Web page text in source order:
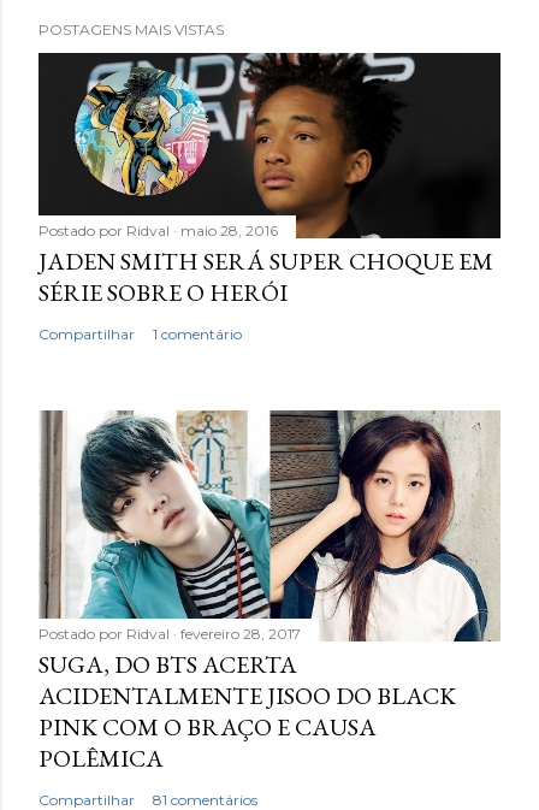
POSTAGENS MAIS VISTAS
Postado por Ridval maio 28, 2016
JADEN SMITH SERÁ SUPER CHOQUE EM
SÉRIE SOBRE O HERÓI
Compartilhar 1 comentário
Postado por Ridval fevereiro 28, 2017
SUGA, DO BTS ACERTA
ACIDENTALMENTE JISOO DO BLACK
PINK COM O BRAÇO E CAUSA
POLÊMICA
Compartilhar 81 comentários